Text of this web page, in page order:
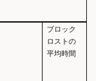
ブロック
ロストの
平均時間